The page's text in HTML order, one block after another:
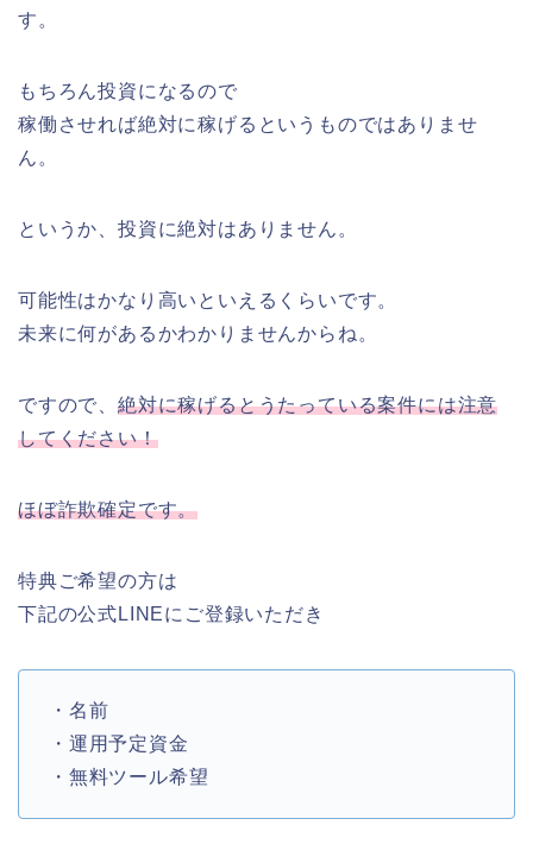
す。
もちろん投資になるので
稼働させれば絶対に稼げるというものではありませ
ん。
というか、投資に絶対はありません。
可能性はかなり高いといえるくらいです。
未来に何があるかわかりませんからね。
ですので、 絶対に稼げるとうたっている案件には注意
してください！
ほぼ詐欺確定です。
特典ご希望の方は
下記の公式LINEにご登録いただき
・名前
・運用予定資金
・無料ツール希望